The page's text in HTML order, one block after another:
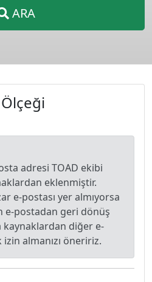
ARA
adresi TOAD ekibi
eklenmiştir.
e-postası yer almıyorsa
e-postadan geri dönüş
kaynaklardan diğer e-
almanızı öneririz.